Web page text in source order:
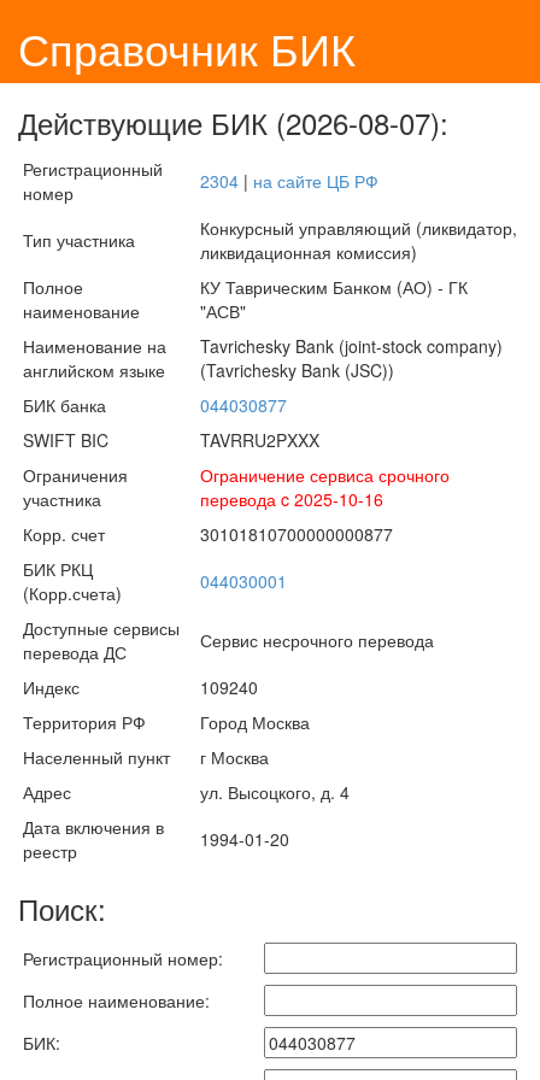
Справочник БИК
Действующие БИК (2026-08-07):
Регистрационный
номер
2304 | на сайте ЦБ РФ
Тип участника
Конкурсный управляющий (ликвидатор,
ликвидационная комиссия)
Полное
наименование
КУ Таврическим Банком (АО) - ГК
"АСВ"
Наименование на
английском языке
Tavrichesky Bank (joint-stock company)
(Tavrichesky Bank (JSC))
БИК банка
044030877
SWIFT BIC
TAVRRU2PXXX
Ограничения
участника
Ограничение сервиса срочного
перевода c 2025-10-16
Корр. счет
30101810700000000877
БИК РКЦ
(Корр.счета)
044030001
Доступные сервисы
перевода ДС
Сервис несрочного перевода
Индекс
109240
Территория РФ
Город Москва
Населенный пункт
г Москва
Адрес
ул. Высоцкого, д. 4
Дата включения в
реестр
1994-01-20
Поиск:
Регистрационный номер:
Полное наименование:
БИК: